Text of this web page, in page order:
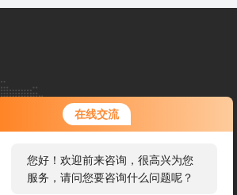
在线交流
您好！欢迎前来咨询，很高兴为您
服务，请问您要咨询什么问题呢？
您好，看您停留很久了，是否找到
了需求产品，您可以直接在线与我